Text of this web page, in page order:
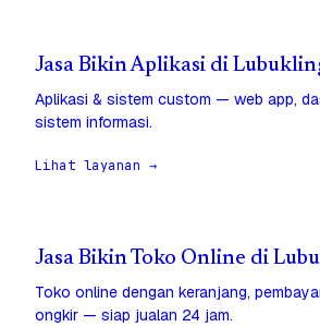
Jasa Bikin Aplikasi di
Aplikasi & sistem custom — web app,
sistem informasi.
Lihat layanan →
Jasa Bikin Toko Online di
Toko online dengan keranjang,
ongkir — siap jualan 24 jam.